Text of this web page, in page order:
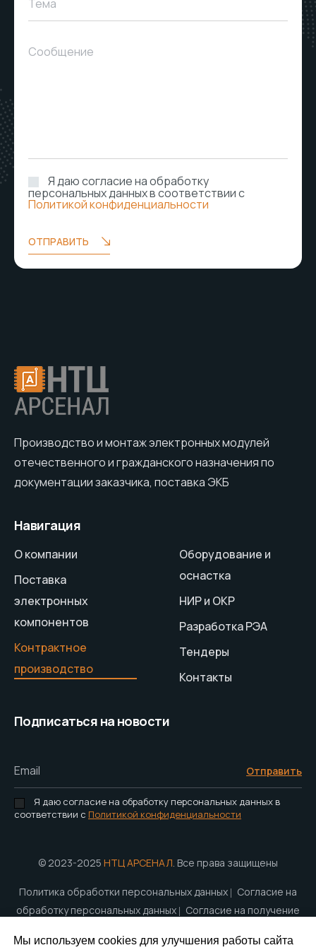
Тема
Сообщение
Я даю согласие на обработку
персональных данных в соответствии с
Политикой конфиденциальности
ОТПРАВИТЬ
Производство и монтаж электронных модулей
отечественного и гражданского назначения по
документации заказчика, поставка ЭКБ
Навигация
О компании
Поставка
электронных
компонентов
Контрактное
производство
Оборудование и
оснастка
НИР и ОКР
Разработка РЭА
Тендеры
Контакты
Подписаться на новости
Email Отправить
Я даю согласие на обработку персональных данных в
соответствии с Политикой конфиденциальности
© 2023-2025 НТЦ АРСЕНАЛ. Все права защищены
Политика обработки персональных данных
Согласие на
обработку персональных данных
Согласие на получение
Мы используем cookies для улучшения работы сайта